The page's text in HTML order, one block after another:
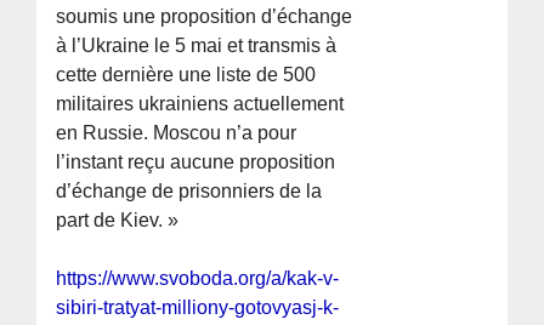
soumis une proposition d’échange
à l’Ukraine le 5 mai et transmis à
cette dernière une liste de 500
militaires ukrainiens actuellement
en Russie. Moscou n’a pour
l’instant reçu aucune proposition
d’échange de prisonniers de la
part de Kiev. »
https://www.svoboda.org/a/kak-v-
sibiri-tratyat-milliony-gotovyasj-k-